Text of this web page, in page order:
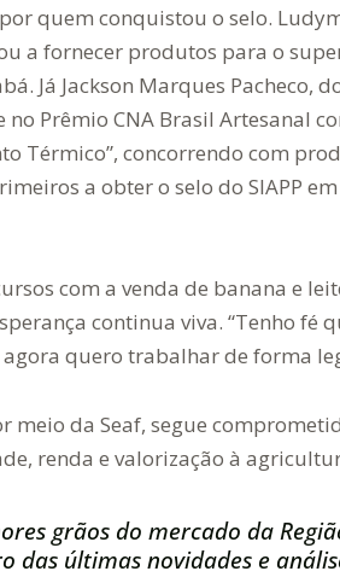
quem conquistou o selo.
a fornecer produtos para o
Já Jackson Marques Pacheco,
Prêmio CNA Brasil Artesanal
Térmico”, concorrendo com
a obter o selo do SIAPP
com a venda de banana e
continua viva. “Tenho fé
quero trabalhar de forma
meio da Seaf, segue
renda e valorização à
grãos do mercado da
das últimas novidades e